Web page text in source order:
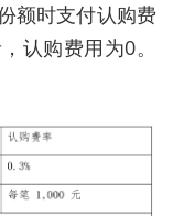
额时支付认购费
认购费用为0。